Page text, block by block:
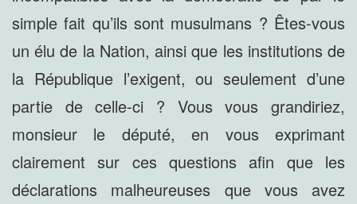
simple fait qu’ils sont musulmans ? Êtes-vous
un élu de la Nation, ainsi que les institutions de
la République l’exigent, ou seulement d’une
partie de celle-ci ? Vous vous grandiriez,
monsieur le député, en vous exprimant
clairement sur ces questions afin que les
déclarations malheureuses que vous avez